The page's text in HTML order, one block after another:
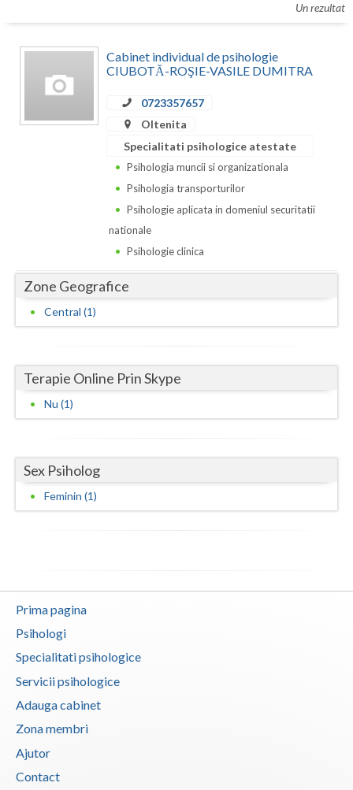
Cluj
Constanta
Hunedoara
Iasi
Ilfov
Maramures
Mehedinti
Prahova
Satu-Mare
Sibiu
Teleorman
Un rezultat
Cabinet individual de psihologie
CIUBOTĂ-ROŞIE-VASILE DUMITRA
0723357657
Oltenita
Specialitati psihologice atestate
Psihologia muncii si organizationala
Psihologia transporturilor
Psihologie aplicata in domeniul securitatii
nationale
Psihologie clinica
Zone Geografice
Central (1)
Terapie Online Prin Skype
Nu (1)
Sex Psiholog
Feminin (1)
Prima pagina
Psihologi
Specialitati psihologice
Servicii psihologice
Adauga cabinet
Zona membri
Ajutor
Contact